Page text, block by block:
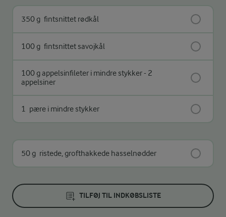
350 g fintsnittet rødkål
100 g fintsnittet savojkål
100 g appelsinfileter i mindre stykker - 2
appelsiner
1 pære i mindre stykker
50 g ristede, grofthakkede hasselnødder
TILFØJ TIL INDKØBSLISTE